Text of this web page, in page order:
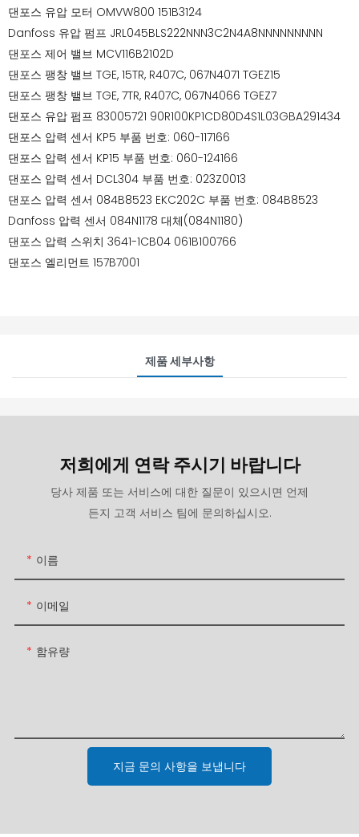
댄포스 유압 모터 OMVW800 151B3124
Danfoss 유압 펌프 JRL045BLS222NNN3C2N4A8NNNNNNNNN
댄포스 제어 밸브 MCV116B2102D
댄포스 팽창 밸브 TGE, 15TR, R407C, 067N4071 TGEZ15
댄포스 팽창 밸브 TGE, 7TR, R407C, 067N4066 TGEZ7
댄포스 유압 펌프 83005721 90R100KP1CD80D4S1L03GBA291434
댄포스 압력 센서 KP5 부품 번호: 060-117166
댄포스 압력 센서 KP15 부품 번호: 060-124166
댄포스 압력 센서 DCL304 부품 번호: 023Z0013
댄포스 압력 센서 084B8523 EKC202C 부품 번호: 084B8523
Danfoss 압력 센서 084N1178 대체(084N1180)
댄포스 압력 스위치 3641-1CB04 061B100766
댄포스 엘리먼트 157B7001
제품 세부사항
저희에게 연락 주시기 바랍니다
당사 제품 또는 서비스에 대한 질문이 있으시면 언제
든지 고객 서비스 팀에 문의하십시오.
이름
이메일
함유량
지금 문의 사항을 보냅니다